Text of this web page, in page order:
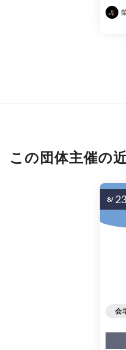
この団体主催の
会
8/ 23